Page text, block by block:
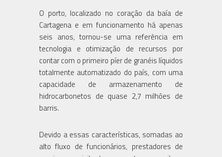
O porto, localizado no coração da baía de
Cartagena e em funcionamento há apenas
seis anos, tornou-se uma referência em
tecnologia e otimização de recursos por
contar com o primeiro píer de granéis líquidos
totalmente automatizado do país, com uma
capacidade de armazenamento de
hidrocarbonetos de quase 2,7 milhões de
barris.
Devido a essas características, somadas ao
alto fluxo de funcionários, prestadores de